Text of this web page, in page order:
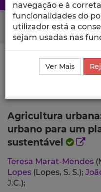
Search Button
Ciência_Iscte
Publicação
Agricultura
urbano para um
sustentável
Teresa Marat-Mendes
Lopes (Lopes, S. S.);
J.C.);
navegação e à
funcionalidades do
utilizador está a
sejam usadas nas
Ver Mais